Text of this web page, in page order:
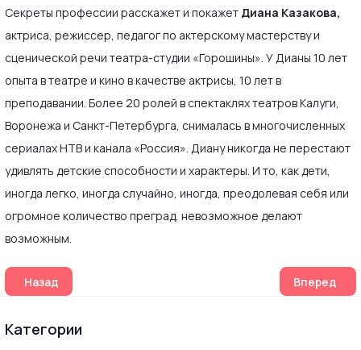
Секреты профессии расскажет и покажет Диана Казакова,
актриса, режиссер, педагог по актерскому мастерству и
сценической речи театра-студии «Горошины». У Дианы 10 лет
опыта в театре и кино в качестве актрисы, 10 лет в
преподавании. Более 20 ролей в спектаклях театров Калуги,
Воронежа и Санкт-Петербурга, снималась в многочисленных
сериалах НТВ и канала «Россия». Диану никогда не перестают
удивлять детские способности и характеры. И то, как дети,
иногда легко, иногда случайно, иногда, преодолевая себя или
огромное количество преград, невозможное делают
возможным.
Предыдущий: Выставка вузов и колледжей «Навигатор
Назад Вперед
Категории